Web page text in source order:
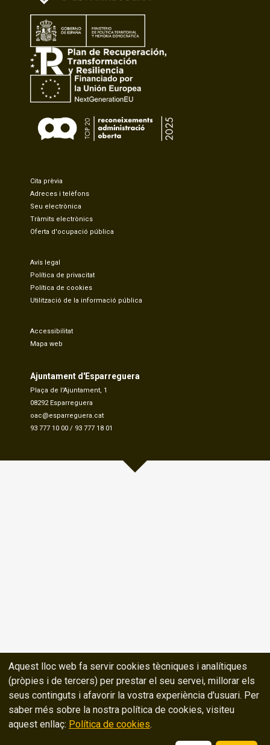
Cita prèvia
Adreces i telèfons
Seu electrònica
Tràmits electrònics
Oferta d'ocupació pública
Avís legal
Política de privacitat
Política de cookies
Utilització de la informació pública
Accessibilitat
Mapa web
Ajuntament d'Esparreguera
Plaça de l'Ajuntament, 1
08292 Esparreguera
oac@esparreguera.cat
93 777 10 00 / 93 777 18 01
Aquest lloc web fa servir cookies tècniques i analítiques
(pròpies i de tercers) per prestar el seu servei, millorar els
seus continguts i afavorir la vostra experiència d'usuari. Per
saber més sobre la nostra política de cookies, visiteu
aquest enllaç: Política de cookies.